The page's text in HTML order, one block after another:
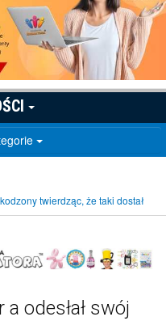
twierdząc, że taki dostał
odesłał swój